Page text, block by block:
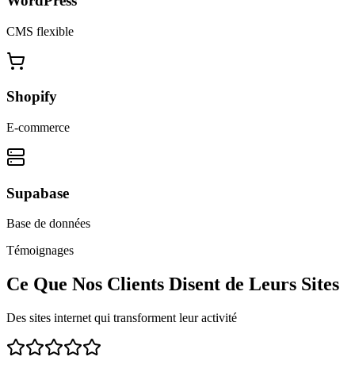
CMS flexible
Shopify
E-commerce
Supabase
Base de données
Témoignages
Ce Que Nos Clients Disent de Leurs Sites
Des sites internet qui transforment leur activité